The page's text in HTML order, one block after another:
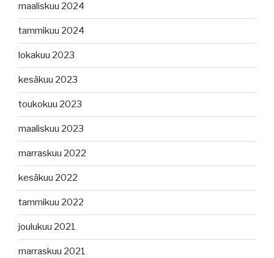
maaliskuu 2024
tammikuu 2024
lokakuu 2023
kesäkuu 2023
toukokuu 2023
maaliskuu 2023
marraskuu 2022
kesäkuu 2022
tammikuu 2022
joulukuu 2021
marraskuu 2021